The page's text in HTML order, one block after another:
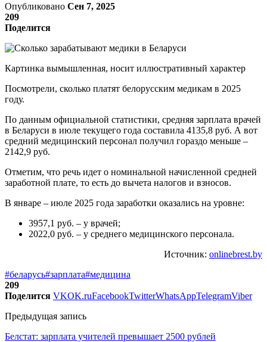
Опубликовано Сен 7, 2025
209
Поделится
Картинка вымышленная, носит иллюстративный характер
Посмотрели, сколько платят белорусским медикам в 2025
году.
По данным официальной статистики, средняя зарплата врачей
в Беларуси в июле текущего года составила 4135,8 руб. А вот
средний медицинский персонал получил гораздо меньше –
2142,9 руб.
Отметим, что речь идет о номинальной начисленной средней
заработной плате, то есть до вычета налогов и взносов.
В январе – июле 2025 года заработки оказались на уровне:
3957,1 руб. – у врачей;
2022,0 руб. – у среднего медицинского персонала.
Источник: onlinebrest.by
#беларусь#зарплата#медицина
209
Поделится VKOK.ruFacebookTwitterWhatsAppTelegramViber
Предыдущая запись
Белстат: зарплата учителей превышает 2500 рублей